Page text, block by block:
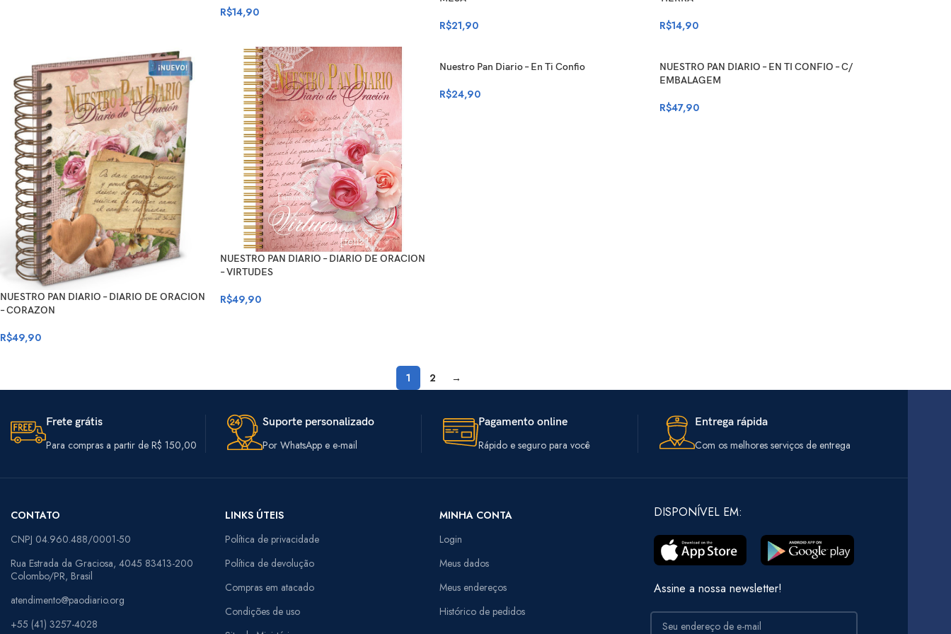
R$14,90
R$21,90 R$14,90
NUESTRO PAN DIARIO – DIARIO DE ORACION
– CORAZON
R$49,90
NUESTRO PAN DIARIO – DIARIO DE ORACION
– VIRTUDES
R$49,90
Nuestro Pan Diario – En Ti Confio
R$24,90
NUESTRO PAN DIARIO – EN TI CONFIO – C/
EMBALAGEM
R$47,90
1 2 →
Frete grátis
Para compras a partir de R$ 150,00
Suporte personalizado
Por WhatsApp e e-mail
Pagamento online
Rápido e seguro para você
Entrega rápida
Com os melhores serviços de entrega
CONTATO
CNPJ 04.960.488/0001-50
Rua Estrada da Graciosa, 4045 83413-200
Colombo/PR, Brasil
atendimento@paodiario.org
+55 (41) 3257-4028
LINKS ÚTEIS
Política de privacidade
Política de devolução
Compras em atacado
Condições de uso
MINHA CONTA
Login
Meus dados
Meus endereços
Histórico de pedidos
DISPONÍVEL EM:
Assine a nossa newsletter!